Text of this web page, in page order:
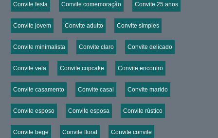
Convite festa Convite comemoração Convite 25 anos
Convite jovem Convite adulto Convite simples
Convite minimalista Convite claro Convite delicado
Convite vela Convite cupcake Convite encontro
Convite casamento Convite casal Convite marido
Convite esposo Convite esposa Convite rústico
Convite bege Convite floral Convite convite